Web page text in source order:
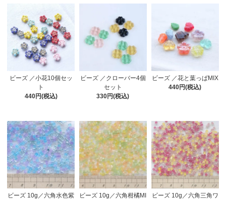
ビーズ ／小花10個セッ
ト
440円(税込)
ビーズ ／クローバー4個
セット
330円(税込)
ビーズ ／花と葉っぱMIX
440円(税込)
ビーズ 10g／六角水色紫
ビーズ 10g／六角柑橘MI
ビーズ 10g／六角三角ワ